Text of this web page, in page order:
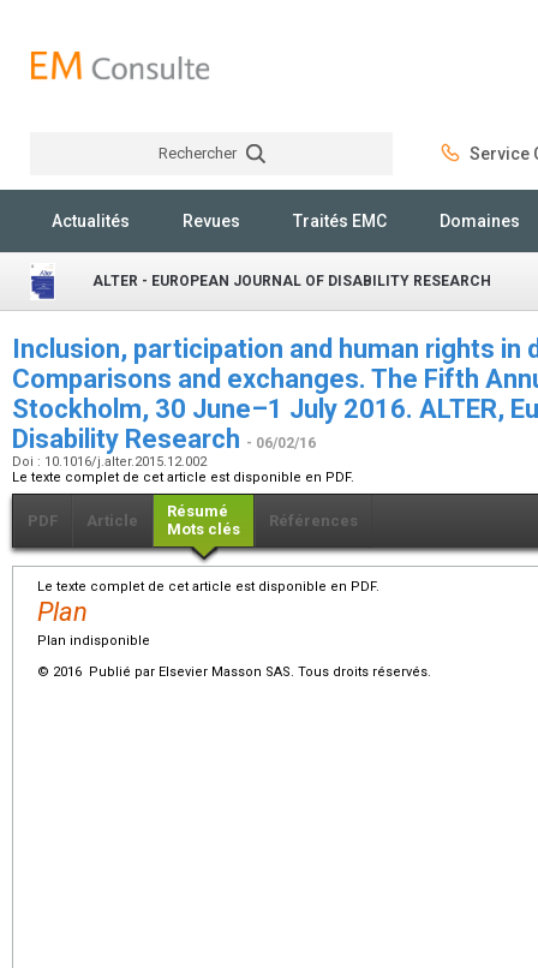
Rechercher Service
Actualités Revues Traités EMC Domaines
ALTER - EUROPEAN JOURNAL OF DISABILITY RESEARCH
Inclusion, participation and human rights in
Comparisons and exchanges. The Fifth
Stockholm, 30 June–1 July 2016. ALTER,
Disability Research - 06/02/16
Doi : 10.1016/j.alter.2015.12.002
Le texte complet de cet article est disponible en PDF.
PDF Article
Résumé
Mots clés
Références
Le texte complet de cet article est disponible en PDF.
Plan
Plan indisponible
© 2016 Publié par Elsevier Masson SAS. Tous droits réservés.